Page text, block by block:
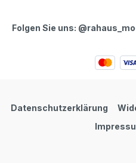
Folgen Sie uns:
Datenschutzerklärung